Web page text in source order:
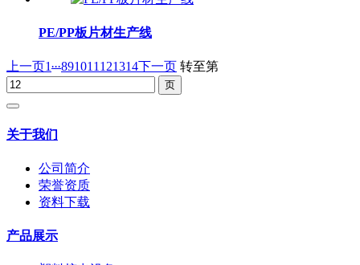
PE/PP板片材生产线
上一页1...891011121314下一页 转至第
关于我们
公司简介
荣誉资质
资料下载
产品展示